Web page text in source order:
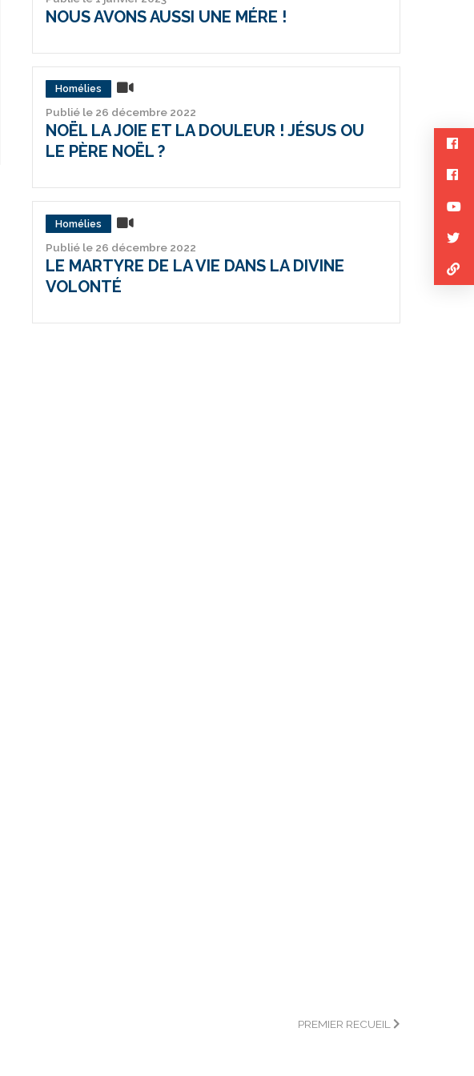
NOUS AVONS AUSSI UNE MÉRE !
Homélies
Publié le 26 décembre 2022
NOËL LA JOIE ET LA DOULEUR ! JÉSUS OU
LE PÈRE NOËL ?
Homélies
Publié le 26 décembre 2022
LE MARTYRE DE LA VIE DANS LA DIVINE
VOLONTÉ
PREMIER RECUEIL